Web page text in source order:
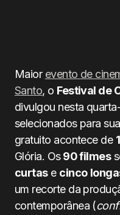
Maior evento de
Santo, o Festival de
divulgou nesta
selecionados para sua
gratuito acontece de
Glória. Os90 filmes
curtase cinco
um recorte da
contemporânea (